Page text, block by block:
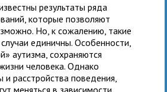
результаты ряда
которые позволяют
Но, к сожалению, такие
единичны. Особенности,
аутизма, сохраняются
человека. Однако
расстройства поведения,
меняться в зависимости